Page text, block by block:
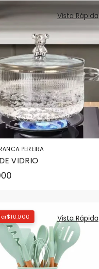
Vista Rápida
PEREIRA
VIDRIO
Vista Rápida